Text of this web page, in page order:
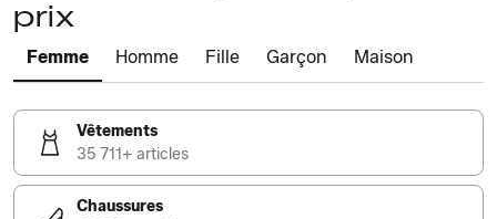
prix
Femme Homme Fille Garçon Maison
Vêtements
35 711+ articles
Chaussures